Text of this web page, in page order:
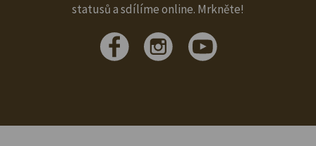
statusů a sdílíme online. Mrkněte!